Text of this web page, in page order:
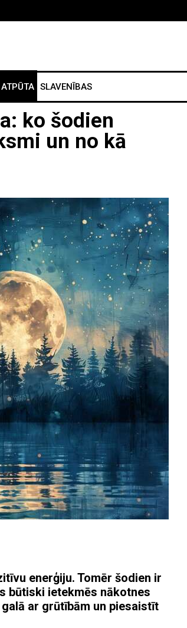
ATPŪTA SLAVENĪBAS
ko šodien
un no kā
enerģiju. Tomēr šodien ir
būtiski ietekmēs nākotnes
ar grūtībām un piesaistīt